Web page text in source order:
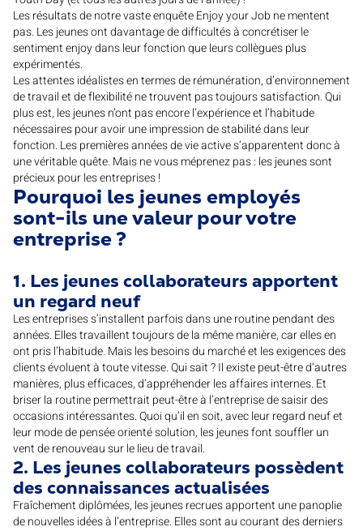
Les résultats de notre vaste enquête Enjoy your Job ne mentent
pas. Les jeunes ont davantage de difficultés à concrétiser le
sentiment enjoy dans leur fonction que leurs collègues plus
expérimentés.
Les attentes idéalistes en termes de rémunération, d’environnement
de travail et de flexibilité ne trouvent pas toujours satisfaction. Qui
plus est, les jeunes n’ont pas encore l’expérience et l’habitude
nécessaires pour avoir une impression de stabilité dans leur
fonction. Les premières années de vie active s’apparentent donc à
une véritable quête. Mais ne vous méprenez pas : les jeunes sont
précieux pour les entreprises !
Pourquoi les jeunes employés
sont-ils une valeur pour votre
entreprise ?
1. Les jeunes collaborateurs apportent
un regard neuf
Les entreprises s’installent parfois dans une routine pendant des
années. Elles travaillent toujours de la même manière, car elles en
ont pris l’habitude. Mais les besoins du marché et les exigences des
clients évoluent à toute vitesse. Qui sait ? Il existe peut-être d’autres
manières, plus efficaces, d’appréhender les affaires internes. Et
briser la routine permettrait peut-être à l’entreprise de saisir des
occasions intéressantes. Quoi qu’il en soit, avec leur regard neuf et
leur mode de pensée orienté solution, les jeunes font souffler un
vent de renouveau sur le lieu de travail.
2. Les jeunes collaborateurs possèdent
des connaissances actualisées
Fraîchement diplômées, les jeunes recrues apportent une panoplie
de nouvelles idées à l’entreprise. Elles sont au courant des derniers